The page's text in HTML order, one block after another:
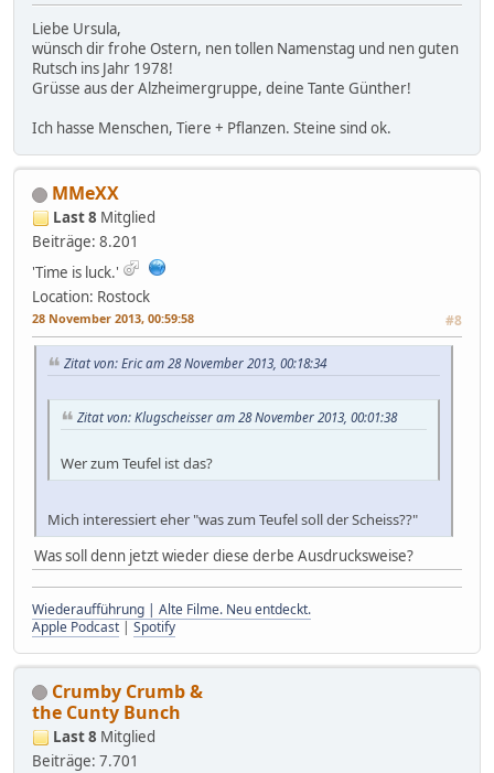
Liebe Ursula,
wünsch dir frohe Ostern, nen tollen Namenstag und nen guten
Rutsch ins Jahr 1978!
Grüsse aus der Alzheimergruppe, deine Tante Günther!
Ich hasse Menschen, Tiere + Pflanzen. Steine sind ok.
MMeXX
Last 8 Mitglied
Beiträge: 8.201
'Time is luck.'
Location: Rostock
28 November 2013, 00:59:58 #8
Zitat von: Eric am 28 November 2013, 00:18:34
Zitat von: Klugscheisser am 28 November 2013, 00:01:38
Wer zum Teufel ist das?
Mich interessiert eher "was zum Teufel soll der Scheiss??"
Was soll denn jetzt wieder diese derbe Ausdrucksweise?
Wiederaufführung | Alte Filme. Neu entdeckt.
Apple Podcast | Spotify
Crumby Crumb &
the Cunty Bunch
Last 8 Mitglied
Beiträge: 7.701